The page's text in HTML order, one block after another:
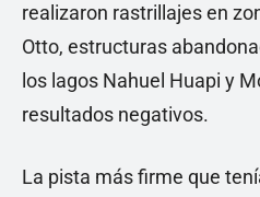
realizaron rastrillajes en
Otto, estructuras
los lagos Nahuel Huapi y
resultados negativos.
La pista más firme que